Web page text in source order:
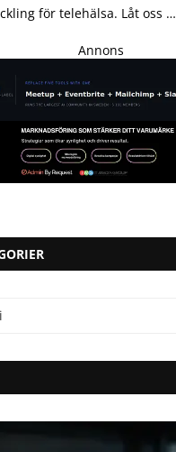
för telehälsa. Låt oss …
Annons